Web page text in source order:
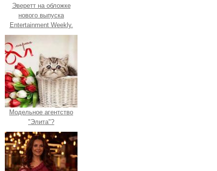
Эверетт на обложке
нового выпуска
Entertainment Weekly.
Модельное агентство
"Элита"?